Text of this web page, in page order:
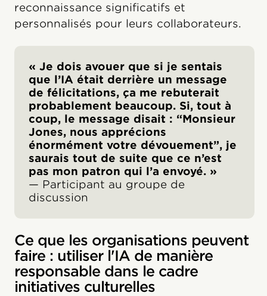
reconnaissance significatifs et
personnalisés pour leurs collaborateurs.
« Je dois avouer que si je sentais
que l’IA était derrière un message
de félicitations, ça me rebuterait
probablement beaucoup. Si, tout à
coup, le message disait : “Monsieur
Jones, nous apprécions
énormément votre dévouement”, je
saurais tout de suite que ce n’est
pas mon patron qui l’a envoyé. »
— Participant au groupe de
discussion
Ce que les organisations peuvent
faire : utiliser l'IA de manière
responsable dans le cadre
initiatives culturelles